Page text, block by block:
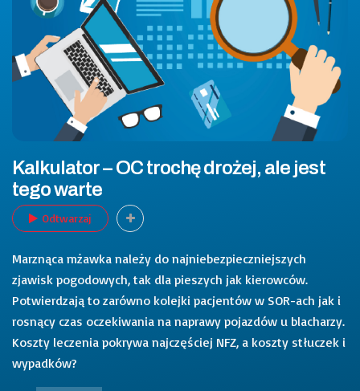
Kalkulator – OC trochę drożej, ale jest
tego warte
Odtwarzaj
Marznąca mżawka należy do najniebezpieczniejszych
zjawisk pogodowych, tak dla pieszych jak kierowców.
Potwierdzają to zarówno kolejki pacjentów w SOR-ach jak i
rosnący czas oczekiwania na naprawy pojazdów u blacharzy.
Koszty leczenia pokrywa najczęściej NFZ, a koszty stłuczek i
wypadków?